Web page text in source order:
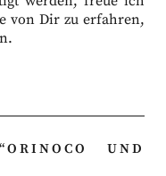
von Dir zu erfahren,
ORINOCO UND